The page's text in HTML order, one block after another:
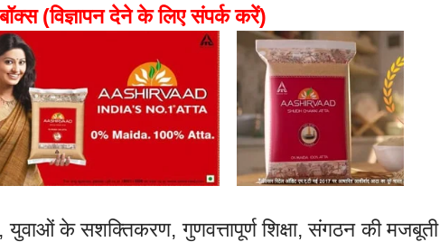
बॉक्स (विज्ञापन देने के लिए संपर्क करें)
युवाओं के सशक्तिकरण, गुणवत्तापूर्ण शिक्षा, संगठन की मजबूती